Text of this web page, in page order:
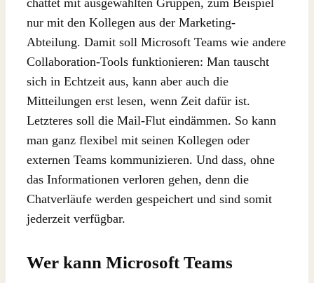
chattet mit ausgewählten Gruppen, zum Beispiel
nur mit den Kollegen aus der Marketing-
Abteilung. Damit soll Microsoft Teams wie andere
Collaboration-Tools funktionieren: Man tauscht
sich in Echtzeit aus, kann aber auch die
Mitteilungen erst lesen, wenn Zeit dafür ist.
Letzteres soll die Mail-Flut eindämmen. So kann
man ganz flexibel mit seinen Kollegen oder
externen Teams kommunizieren. Und dass, ohne
das Informationen verloren gehen, denn die
Chatverläufe werden gespeichert und sind somit
jederzeit verfügbar.
Wer kann Microsoft Teams